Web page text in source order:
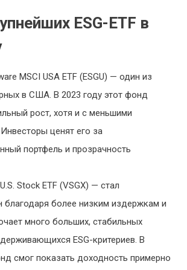
ESG-ETF в
MSCI USA ETF (ESGU) — один из
в США. В 2023 году этот фонд
рост, хотя и с меньшими
ценят его за
портфель и прозрачность
Stock ETF (VSGX) — стал
благодаря более низким издержкам и
много больших, стабильных
ESG-критериев. В
смог показать доходность примерно